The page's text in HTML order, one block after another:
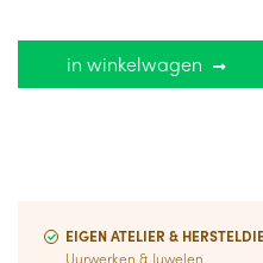
in winkelwagen
EIGEN ATELIER &
Uurwerken & Juwelen